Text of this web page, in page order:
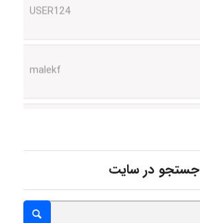
A.balandeh
جستجو در سایت